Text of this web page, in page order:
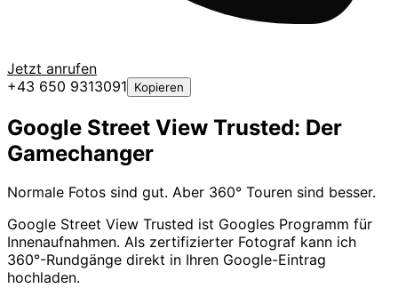
Jetzt anrufen
+43 650 9313091
Kopieren
Google Street View Trusted: Der
Gamechanger
Normale Fotos sind gut. Aber 360° Touren sind besser.
Google Street View Trusted ist Googles Programm für
Innenaufnahmen. Als zertifizierter Fotograf kann ich
360°-Rundgänge direkt in Ihren Google-Eintrag
hochladen.